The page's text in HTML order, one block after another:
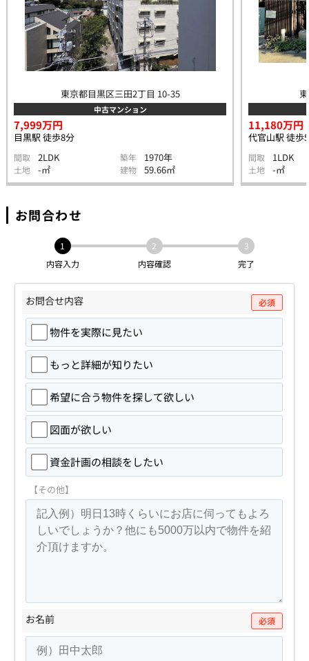
東京都目黒区三田2丁目 10-35
中古マンション
7,999万円
目黒駅 徒歩8分
間取 2LDK 築年 1970年
土地 -㎡ 建物 59.66㎡
11,180万円
代官山駅 徒歩
間取 1LDK
土地 -㎡
お問合わせ
1
内容入力
2
内容確認
3
完了
お問合せ内容 必須
物件を実際に見たい
もっと詳細が知りたい
希望に合う物件を探して欲しい
図面が欲しい
資金計画の相談をしたい
【その他】
お名前 必須